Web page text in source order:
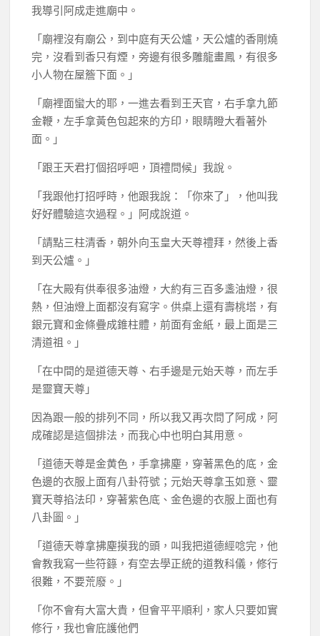
我導引阿成走進廟中。
「廟裡沒有廟公，到中庭有天公爐，天公爐的香剛燒
完，沒看到香只有煙，旁邊有很多雕龍畫鳳，有很多
小人物在屋簷下面。」
「廟裡面蠻大的耶，一進去看到王天官，右手拿九節
金鞭，左手拿黃色包起來的方印，眼睛瞪大看著外
面。」
「跟王天君打個招呼吧，頂禮問候」我說。
「我跟他打招呼時，他跟我說：「你來了」，他叫我
好好體驗這次過程。」阿成說道。
「請點三柱清香，朝外向玉皇大天尊禮拜，然後上香
到天公爐。」
「在大殿有供奉很多油燈，大約有三百多盞油燈，很
熱，但油燈上面都沒有寫字。供桌上還有壽桃塔，有
銀元寶和金條疊成錐柱體，前面有金紙，最上面是三
清道祖。」
「在中間的是道德天尊、右手邊是元始天尊，而左手
是靈寶天尊」
因為跟一般的排列不同，所以我又再次問了阿成，阿
成確認是這個排法，而我心中也明白其用意。
「道德天尊是金黄色，手拿拂塵，穿著黑色的底，金
色邊的衣服上面有八卦符號；元始天尊拿玉如意、靈
寶天尊掐法印，穿著紫色底、金色邊的衣服上面也有
八卦圖。」
「道德天尊拿拂塵摸我的頭，叫我把道德經唸完，他
會教我寫一些符籙，有空去學正統的道教科儀，修行
很難，不要荒廢。」
「你不會有大富大貴，但會平平順利，家人只要如實
修行，我也會庇護他們